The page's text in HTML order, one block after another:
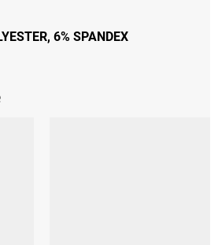
6% SPANDEX